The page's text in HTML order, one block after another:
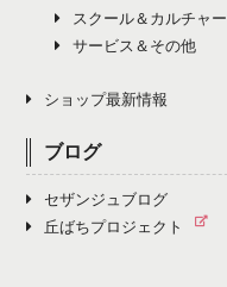
スクール＆カルチャー
サービス＆その他
ショップ最新情報
ブログ
セザンジュブログ
丘ばちプロジェクト